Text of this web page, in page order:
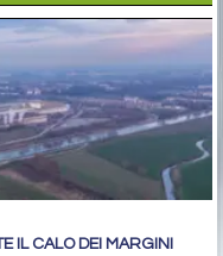
IL CALO DEI MARGINI